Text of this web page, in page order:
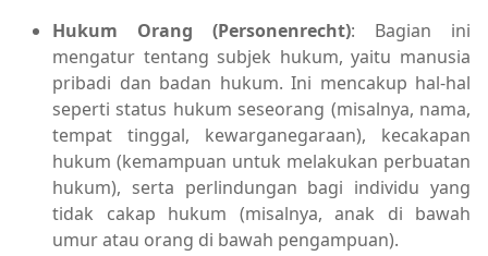
Hukum Orang (Personenrecht): Bagian ini
mengatur tentang subjek hukum, yaitu manusia
pribadi dan badan hukum. Ini mencakup hal-hal
seperti status hukum seseorang (misalnya, nama,
tempat tinggal, kewarganegaraan), kecakapan
hukum (kemampuan untuk melakukan perbuatan
hukum), serta perlindungan bagi individu yang
tidak cakap hukum (misalnya, anak di bawah
umur atau orang di bawah pengampuan).